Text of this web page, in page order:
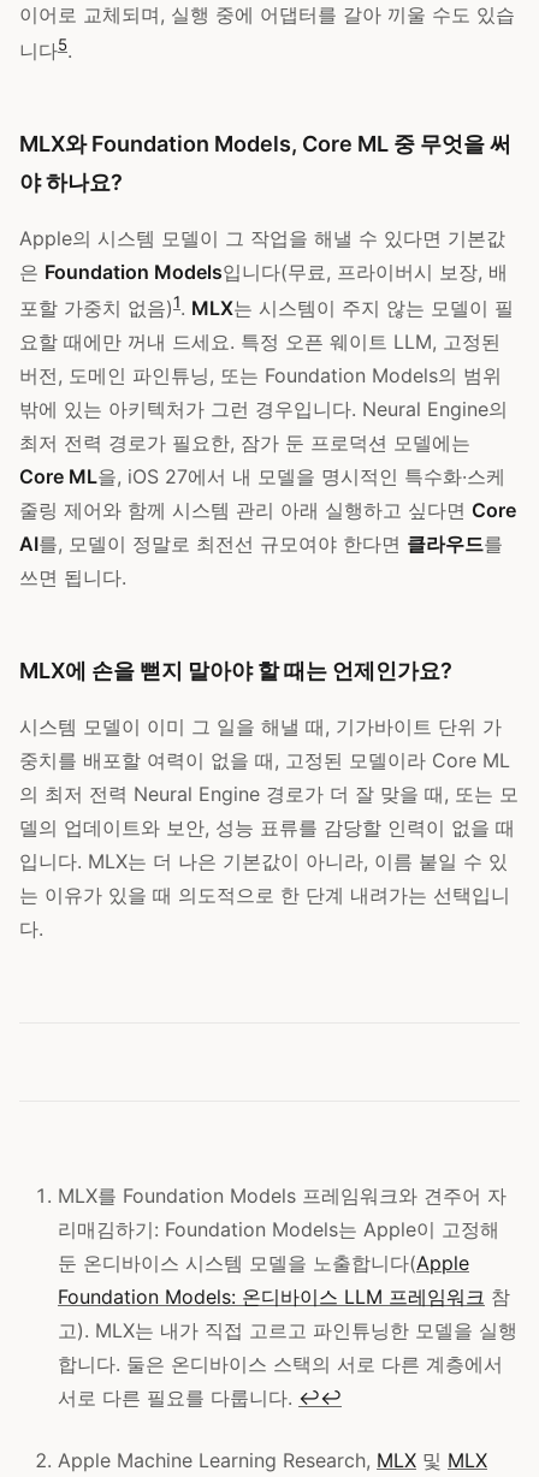
이어로 교체되며, 실행 중에 어댑터를 갈아 끼울 수도 있습
니다5.
MLX와 Foundation Models, Core ML 중 무엇을 써
야 하나요?
Apple의 시스템 모델이 그 작업을 해낼 수 있다면 기본값
은 Foundation Models입니다(무료, 프라이버시 보장, 배
포할 가중치 없음)1. MLX는 시스템이 주지 않는 모델이 필
요할 때에만 꺼내 드세요. 특정 오픈 웨이트 LLM, 고정된
버전, 도메인 파인튜닝, 또는 Foundation Models의 범위
밖에 있는 아키텍처가 그런 경우입니다. Neural Engine의
최저 전력 경로가 필요한, 잠가 둔 프로덕션 모델에는
Core ML을, iOS 27에서 내 모델을 명시적인 특수화·스케
줄링 제어와 함께 시스템 관리 아래 실행하고 싶다면 Core
AI를, 모델이 정말로 최전선 규모여야 한다면 클라우드를
쓰면 됩니다.
MLX에 손을 뻗지 말아야 할 때는 언제인가요?
시스템 모델이 이미 그 일을 해낼 때, 기가바이트 단위 가
중치를 배포할 여력이 없을 때, 고정된 모델이라 Core ML
의 최저 전력 Neural Engine 경로가 더 잘 맞을 때, 또는 모
델의 업데이트와 보안, 성능 표류를 감당할 인력이 없을 때
입니다. MLX는 더 나은 기본값이 아니라, 이름 붙일 수 있
는 이유가 있을 때 의도적으로 한 단계 내려가는 선택입니
다.
MLX를 Foundation Models 프레임워크와 견주어 자
리매김하기: Foundation Models는 Apple이 고정해
둔 온디바이스 시스템 모델을 노출합니다(Apple
Foundation Models: 온디바이스 LLM 프레임워크 참
고). MLX는 내가 직접 고르고 파인튜닝한 모델을 실행
합니다. 둘은 온디바이스 스택의 서로 다른 계층에서
서로 다른 필요를 다룹니다. ↩↩
Apple Machine Learning Research, MLX 및 MLX